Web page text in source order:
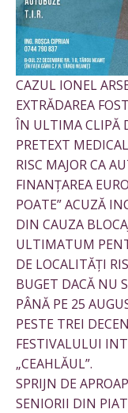
CAZUL IONEL
EXTRĂDAREA
ÎN ULTIMA CLIPĂ
PRETEXT MEDICAL
RISC MAJOR CA
FINANȚAREA
POATE” ACUZĂ
DIN CAUZA
ULTIMATUM
DE LOCALITĂȚI
BUGET DACĂ NU
PÂNĂ PE 25
PESTE TREI
FESTIVALULUI
„CEAHLĂUL”.
SPRIJN DE
SENIORII DIN